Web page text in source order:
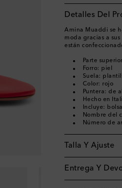
Detalles Del
Amina Muaddi se
moda gracias a
están
Parte
Forro: piel
Suela:
Color: rojo
Puntera: de
Hecho en
Incluye:
Nombre del
Número de
Talla Y Ajuste
Entrega Y